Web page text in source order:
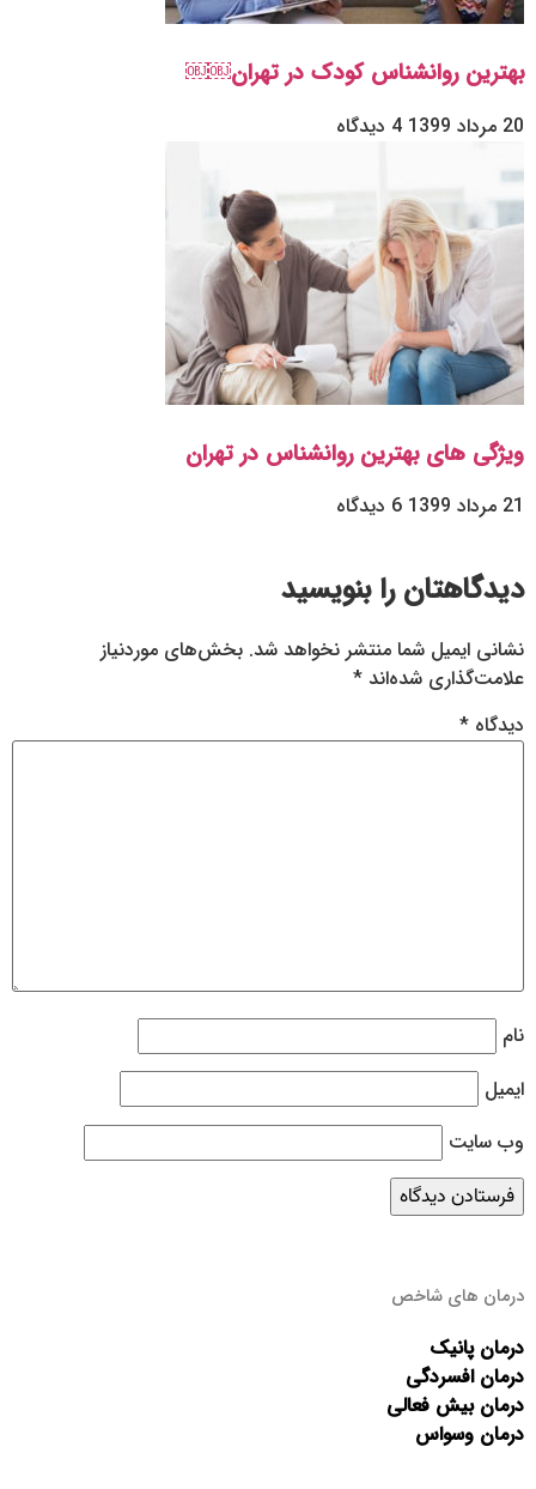
بهترین روانشناس کودک در تهران￼￼
20 مرداد 1399 4 دیدگاه
ویژگی های بهترین روانشناس در تهران
21 مرداد 1399 6 دیدگاه
دیدگاهتان را بنویسید
نشانی ایمیل شما منتشر نخواهد شد. بخش‌های موردنیاز
علامت‌گذاری شده‌اند *
دیدگاه *
نام
ایمیل
وب‌ سایت
درمان های شاخص
درمان پانیک
درمان افسردگی
درمان بیش فعالی
درمان وسواس